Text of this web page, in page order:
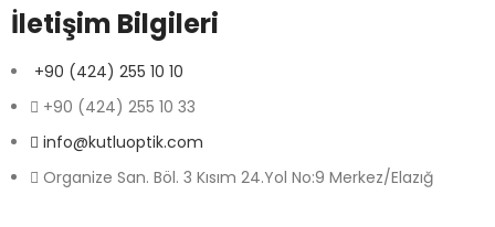
İletişim Bilgileri
+90 (424) 255 10 10
+90 (424) 255 10 33
info@kutluoptik.com
Organize San. Böl. 3 Kısım 24.Yol No:9 Merkez/Elazığ